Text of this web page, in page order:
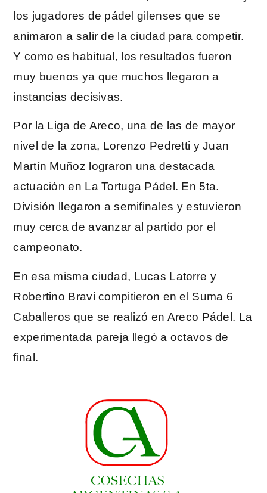
los jugadores de pádel gilenses que se
animaron a salir de la ciudad para competir.
Y como es habitual, los resultados fueron
muy buenos ya que muchos llegaron a
instancias decisivas.
Por la Liga de Areco, una de las de mayor
nivel de la zona, Lorenzo Pedretti y Juan
Martín Muñoz lograron una destacada
actuación en La Tortuga Pádel. En 5ta.
División llegaron a semifinales y estuvieron
muy cerca de avanzar al partido por el
campeonato.
En esa misma ciudad, Lucas Latorre y
Robertino Bravi compitieron en el Suma 6
Caballeros que se realizó en Areco Pádel. La
experimentada pareja llegó a octavos de
final.